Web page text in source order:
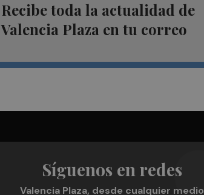
Recibe toda la actualidad de
Valencia Plaza en tu correo
Síguenos en redes
Valencia Plaza, desde cualquier medio